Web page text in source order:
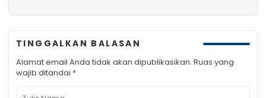
TINGGALKAN BALASAN
Alamat email Anda tidak akan dipublikasikan. Ruas yang
wajib ditandai *